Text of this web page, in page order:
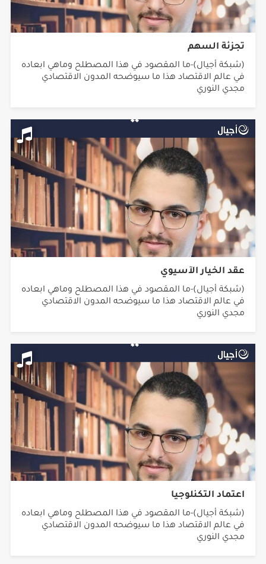
تجزئة السهم
(شبكة أجيال)-ما المقصود في هذا المصطلح وماهي ابعاده
في عالم الاقتصاد هذا ما سيوضحه المدون الاقتصادي
مجدي النوري
عقد الخيار الآسيوي
(شبكة أجيال)-ما المقصود في هذا المصطلح وماهي ابعاده
في عالم الاقتصاد هذا ما سيوضحه المدون الاقتصادي
مجدي النوري
اعتماد التكنلوجيا
(شبكة أجيال)-ما المقصود في هذا المصطلح وماهي ابعاده
في عالم الاقتصاد هذا ما سيوضحه المدون الاقتصادي
مجدي النوري